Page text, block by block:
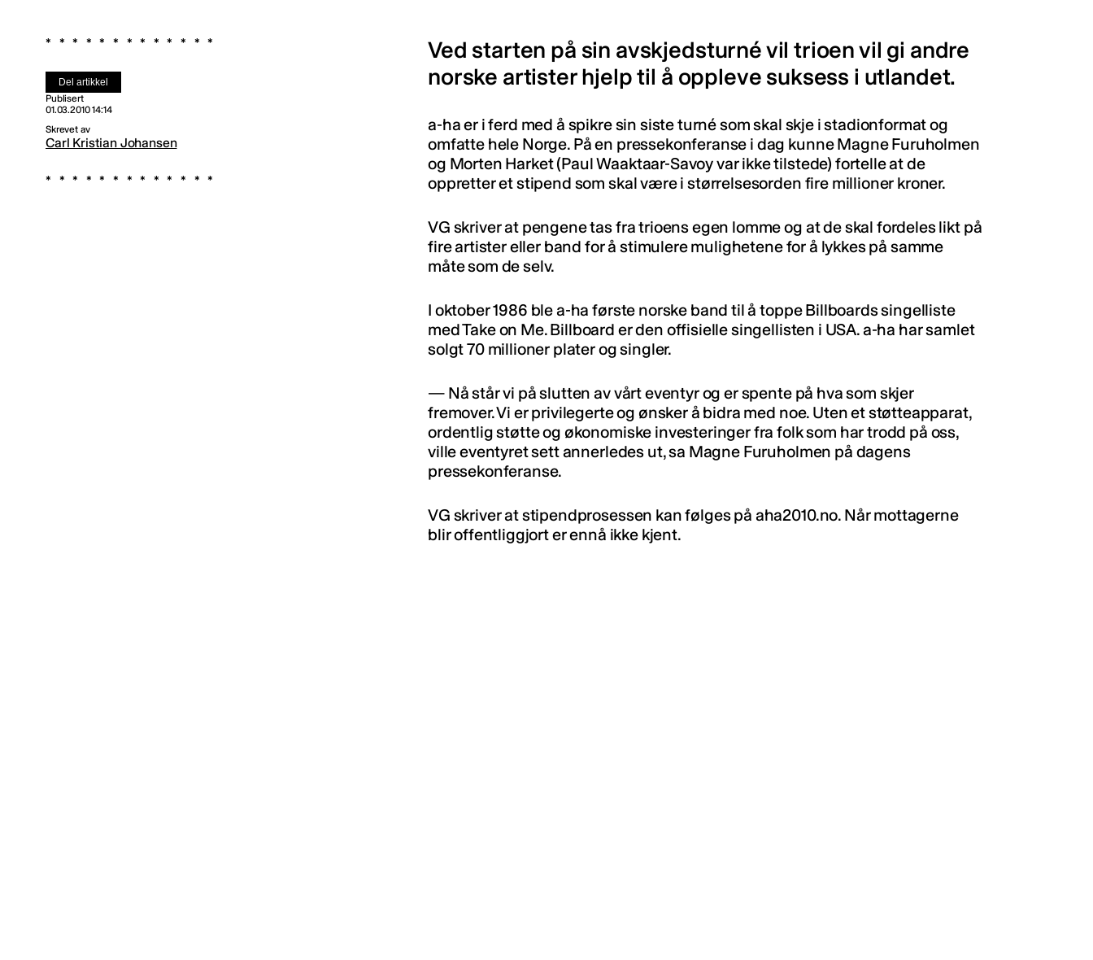
Del artikkel
Publisert
01.03.2010 14:14
Skrevet av
Carl Kristian Johansen
Ved starten på sin avskjedsturné vil trioen vil gi andre
norske artister hjelp til å oppleve suksess i utlandet.
a-ha er i ferd med å spikre sin siste turné som skal skje i stadionformat og
omfatte hele Norge. På en pressekonferanse i dag kunne Magne Furuholmen
og Morten Harket (Paul Waaktaar-Savoy var ikke tilstede) fortelle at de
oppretter et stipend som skal være i størrelsesorden fire millioner kroner.
VG skriver at pengene tas fra trioens egen lomme og at de skal fordeles likt på
fire artister eller band for å stimulere mulighetene for å lykkes på samme
måte som de selv.
I oktober 1986 ble a-ha første norske band til å toppe Billboards singelliste
med Take on Me. Billboard er den offisielle singellisten i USA. a-ha har samlet
solgt 70 millioner plater og singler.
— Nå står vi på slutten av vårt eventyr og er spente på hva som skjer
fremover. Vi er privilegerte og ønsker å bidra med noe. Uten et støtteapparat,
ordentlig støtte og økonomiske investeringer fra folk som har trodd på oss,
ville eventyret sett annerledes ut, sa Magne Furuholmen på dagens
pressekonferanse.
VG skriver at stipendprosessen kan følges på aha2010.no. Når mottagerne
blir offentliggjort er ennå ikke kjent.